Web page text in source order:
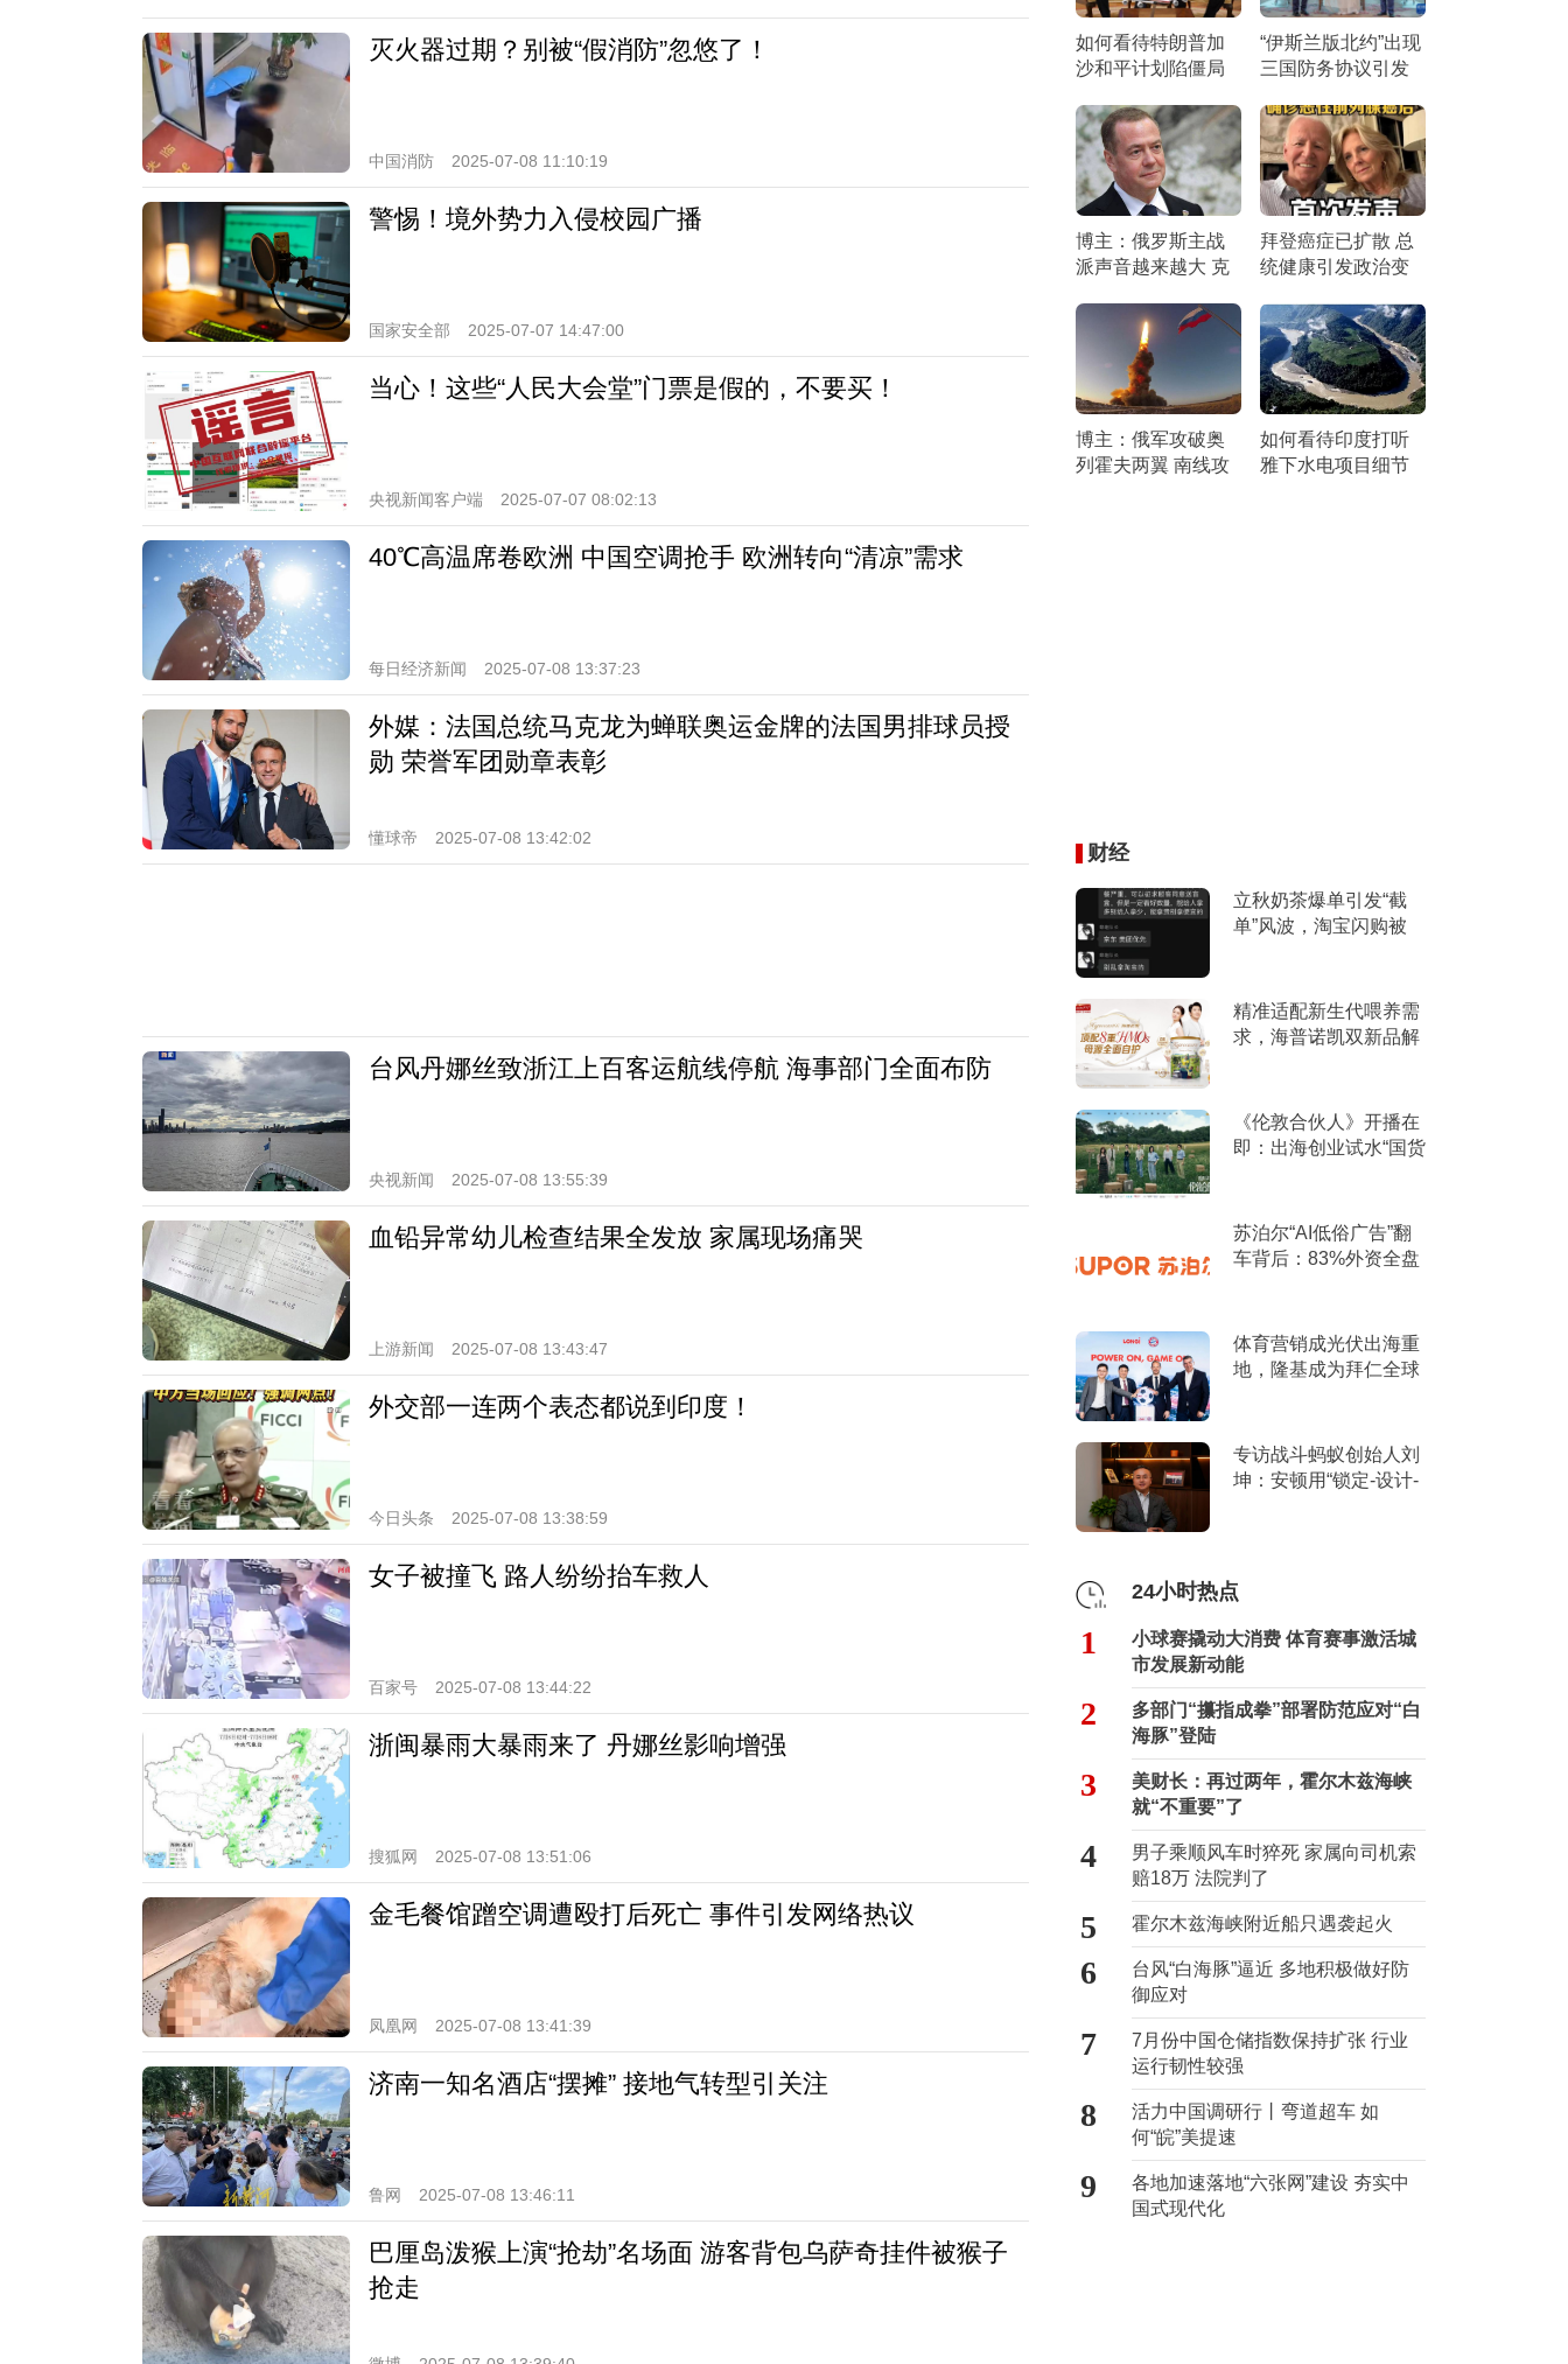
灭火器过期？别被“假消防”忽悠了！
中国消防 2025-07-08 11:10:19
警惕！境外势力入侵校园广播
国家安全部 2025-07-07 14:47:00
当心！这些“人民大会堂”门票是假的，不要买！
央视新闻客户端 2025-07-07 08:02:13
40℃高温席卷欧洲 中国空调抢手 欧洲转向“清凉”需求
每日经济新闻 2025-07-08 13:37:23
外媒：法国总统马克龙为蝉联奥运金牌的法国男排球员授
勋 荣誉军团勋章表彰
懂球帝 2025-07-08 13:42:02
台风丹娜丝致浙江上百客运航线停航 海事部门全面布防
央视新闻 2025-07-08 13:55:39
血铅异常幼儿检查结果全发放 家属现场痛哭
上游新闻 2025-07-08 13:43:47
外交部一连两个表态都说到印度！
今日头条 2025-07-08 13:38:59
女子被撞飞 路人纷纷抬车救人
百家号 2025-07-08 13:44:22
浙闽暴雨大暴雨来了 丹娜丝影响增强
搜狐网 2025-07-08 13:51:06
金毛餐馆蹭空调遭殴打后死亡 事件引发网络热议
凤凰网 2025-07-08 13:41:39
济南一知名酒店“摆摊” 接地气转型引关注
鲁网 2025-07-08 13:46:11
巴厘岛泼猴上演“抢劫”名场面 游客背包乌萨奇挂件被猴子
抢走
如何看待特朗普加
沙和平计划陷僵局
“伊斯兰版北约”出现
三国防务协议引发
博主：俄罗斯主战
派声音越来越大 克
拜登癌症已扩散 总
统健康引发政治变
博主：俄军攻破奥
列霍夫两翼 南线攻
如何看待印度打听
雅下水电项目细节
财经
立秋奶茶爆单引发“截
单”风波，淘宝闪购被
精准适配新生代喂养需
求，海普诺凯双新品解
《伦敦合伙人》开播在
即：出海创业试水“国货
苏泊尔“AI低俗广告”翻
车背后：83%外资全盘
体育营销成光伏出海重
地，隆基成为拜仁全球
专访战斗蚂蚁创始人刘
坤：安顿用“锁定-设计-
24小时热点
1
小球赛撬动大消费 体育赛事激活城
市发展新动能
2
多部门“攥指成拳”部署防范应对“白
海豚”登陆
3
美财长：再过两年，霍尔木兹海峡
就“不重要”了
4
男子乘顺风车时猝死 家属向司机索
赔18万 法院判了
5 霍尔木兹海峡附近船只遇袭起火
6
台风“白海豚”逼近 多地积极做好防
御应对
7
7月份中国仓储指数保持扩张 行业
运行韧性较强
8
活力中国调研行丨弯道超车 如
何“皖”美提速
9
各地加速落地“六张网”建设 夯实中
国式现代化